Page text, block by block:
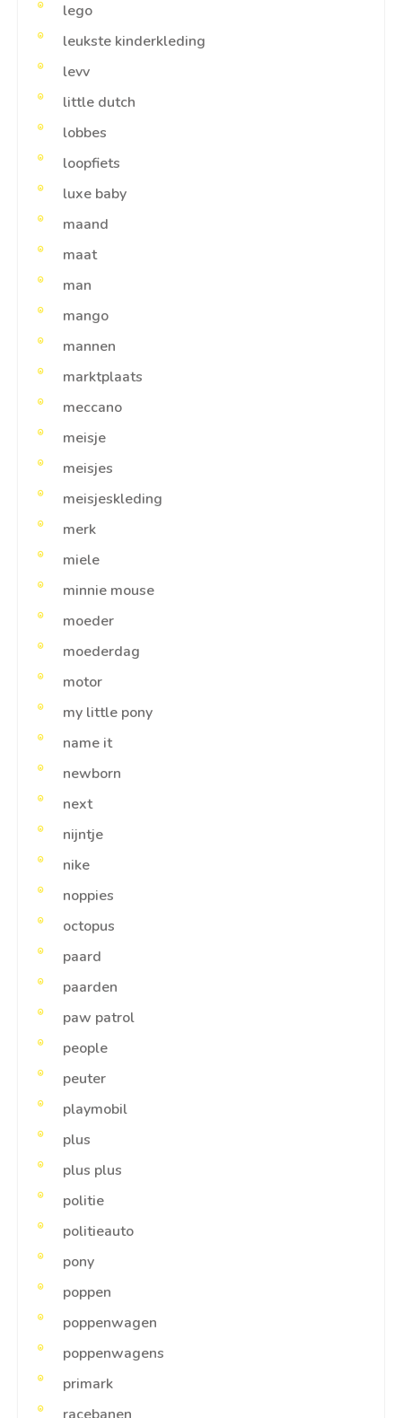
lego
leukste kinderkleding
levv
little dutch
lobbes
loopfiets
luxe baby
maand
maat
man
mango
mannen
marktplaats
meccano
meisje
meisjes
meisjeskleding
merk
miele
minnie mouse
moeder
moederdag
motor
my little pony
name it
newborn
next
nijntje
nike
noppies
octopus
paard
paarden
paw patrol
people
peuter
playmobil
plus
plus plus
politie
politieauto
pony
poppen
poppenwagen
poppenwagens
primark